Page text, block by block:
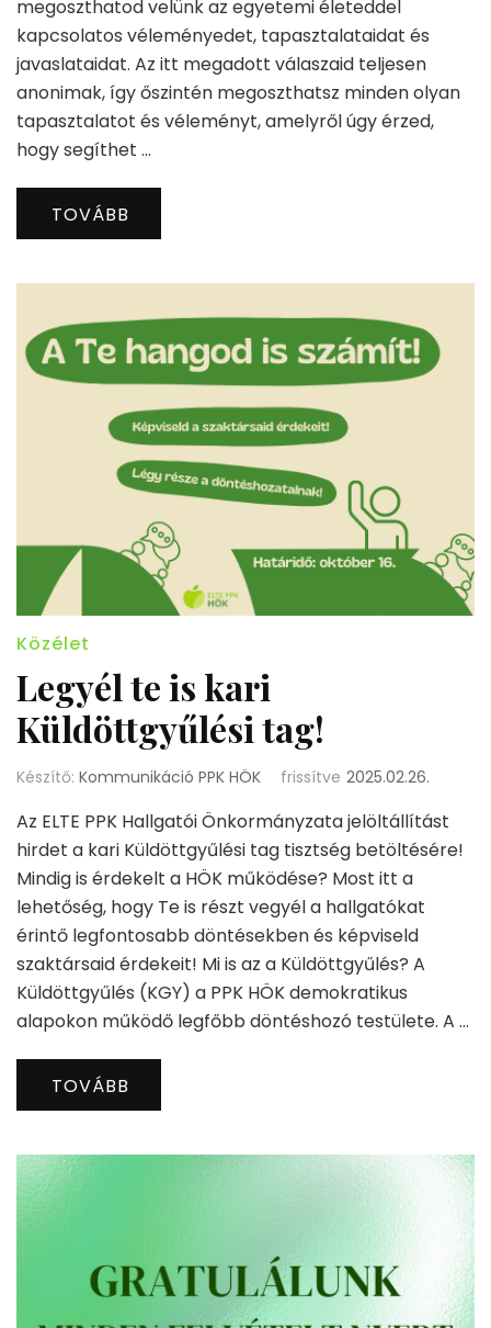
megoszthatod velünk az egyetemi életeddel
kapcsolatos véleményedet, tapasztalataidat és
javaslataidat. Az itt megadott válaszaid teljesen
anonimak, így őszintén megoszthatsz minden olyan
tapasztalatot és véleményt, amelyről úgy érzed,
hogy segíthet …
TOVÁBB
Közélet
Legyél te is kari
Küldöttgyűlési tag!
Készítő: Kommunikáció PPK HÖK frissítve 2025.02.26.
Az ELTE PPK Hallgatói Önkormányzata jelöltállítást
hirdet a kari Küldöttgyűlési tag tisztség betöltésére!
Mindig is érdekelt a HÖK működése? Most itt a
lehetőség, hogy Te is részt vegyél a hallgatókat
érintő legfontosabb döntésekben és képviseld
szaktársaid érdekeit! Mi is az a Küldöttgyűlés? A
Küldöttgyűlés (KGY) a PPK HÖK demokratikus
alapokon működő legfőbb döntéshozó testülete. A …
TOVÁBB